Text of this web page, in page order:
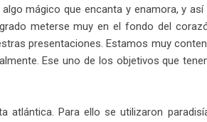
mágico que encanta y enamora, y
meterse muy en el fondo del
presentaciones. Estamos muy
Ese uno de los objetivos que
atlántica. Para ello se utilizaron